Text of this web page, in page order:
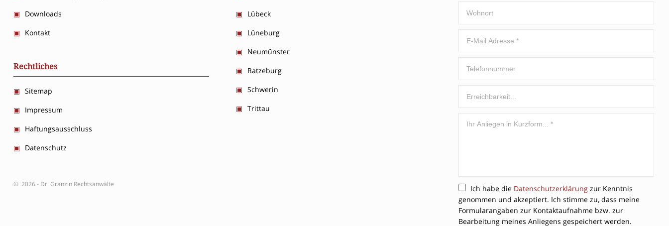
Downloads
Kontakt
Rechtliches
Sitemap
Impressum
Haftungsausschluss
Datenschutz
© 2026 - Dr. Granzin Rechtsanwälte
Lübeck
Lüneburg
Neumünster
Ratzeburg
Schwerin
Trittau
Ich habe die Datenschutzerklärungzur Kenntnis
genommen und akzeptiert. Ich stimme zu, dass meine
Formularangaben zur Kontaktaufnahme bzw. zur
Bearbeitung meines Anliegens gespeichert werden.